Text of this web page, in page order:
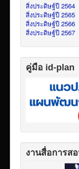
สิ่งประดิษฐ์ปี 2564
สิ่งประดิษฐ์ปี 2565
สิ่งประดิษฐ์ปี 2566
สิ่งประดิษฐ์ปี 2567
คู่มือ id-plan
งานสื่อการส